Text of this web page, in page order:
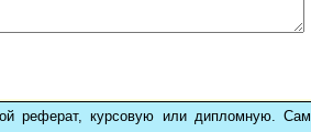
реферат, курсовую или дипломную. Сам